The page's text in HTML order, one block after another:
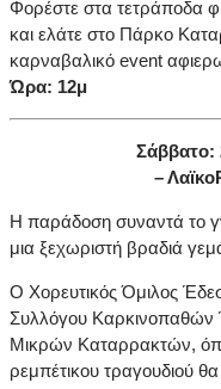
Φορέστε στα τετράποδα
και ελάτε στο Πάρκο
καρναβαλικό event
Ώρα: 12μ
Σάββατο:
–
Η παράδοση συναντά το
μια ξεχωριστή βραδιά
Ο Χορευτικός Όμιλος
Συλλόγου
Μικρών Καταρρακτών,
ρεμπέτικου τραγουδιού